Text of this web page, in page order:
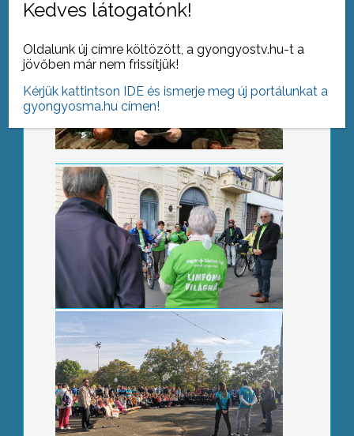
A limfómára irányították a figyelmet
Jótékonysági futást szerveztek a
Kálváriaparti iskolában
Kedves látogatónk!
Oldalunk új címre költözött, a gyongyostv.hu-t a
jövőben már nem frissítjük!
Kérjük kattintson IDE és ismerje meg új portálunkat a
gyongyosma.hu címen!